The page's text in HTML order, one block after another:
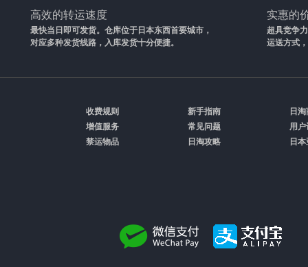
高效的转运速度
最快当日即可发货。仓库位于日本东西首要城市，
对应多种发货线路，入库发货十分便捷。
实惠的
超具竞争
运送方式
收费规则
增值服务
禁运物品
新手指南
常见问题
日淘攻略
日
用户
日